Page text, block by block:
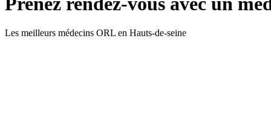
Les meilleurs médecins ORL en Hauts-de-seine